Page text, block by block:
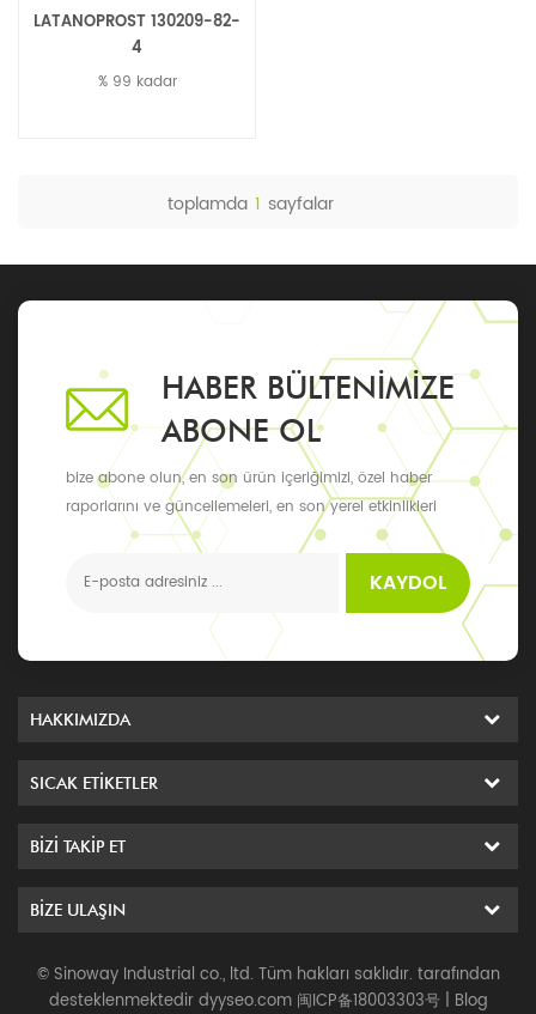
LATANOPROST 130209-82-
4
% 99 kadar
toplamda 1 sayfalar
HABER BÜLTENIMIZE
ABONE OL
bize abone olun, en son ürün içeriğimizi, özel haber
raporlarını ve güncellemeleri, en son yerel etkinlikleri
alabilirsiniz
KAYDOL
HAKKIMIZDA
SICAK ETIKETLER
BIZI TAKIP ET
BIZE ULAŞIN
© Sinoway Industrial co., ltd. Tüm hakları saklıdır. tarafından
desteklenmektedirdyyseo.com 闽ICP备18003303号| Blog